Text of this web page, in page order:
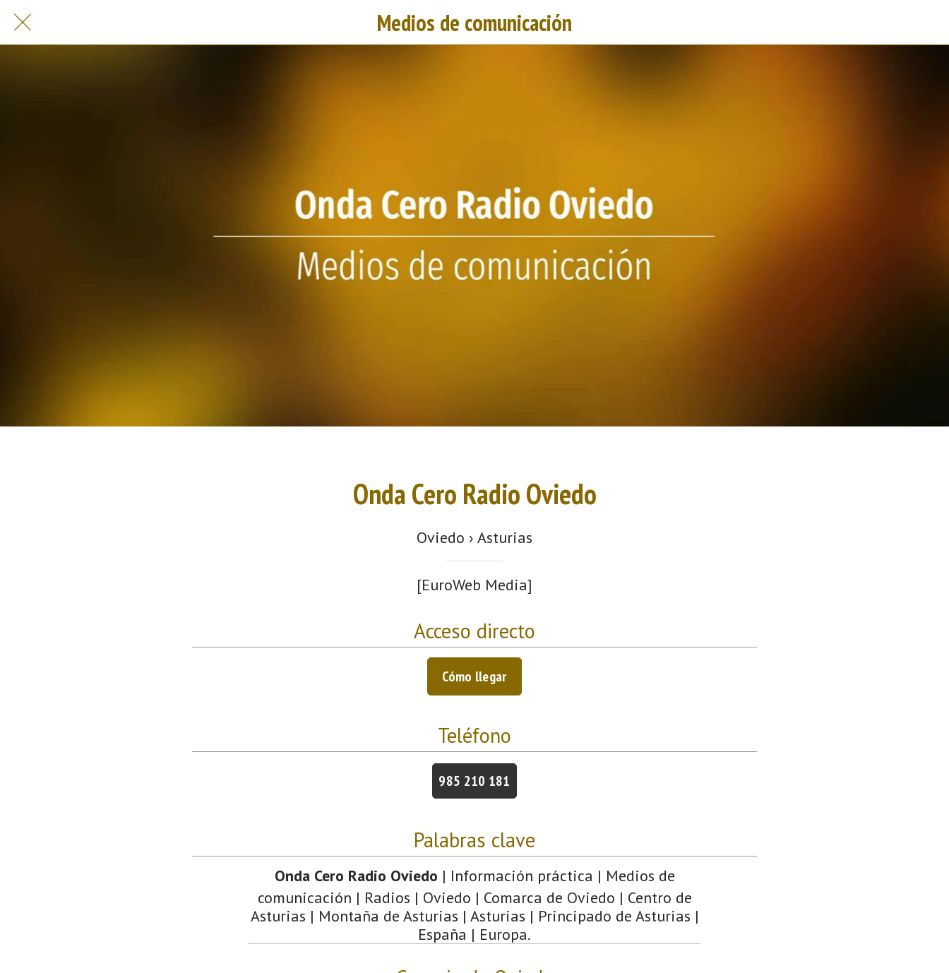
Medios de comunicación
Onda Cero Radio Oviedo
Oviedo › Asturias
[EuroWeb Media]
Acceso directo
Cómo llegar
Teléfono
985 210 181
Palabras clave
Onda Cero Radio Oviedo | Información práctica | Medios de
comunicación | Radios | Oviedo | Comarca de Oviedo | Centro de
Asturias | Montaña de Asturias | Asturias | Principado de Asturias |
España | Europa.